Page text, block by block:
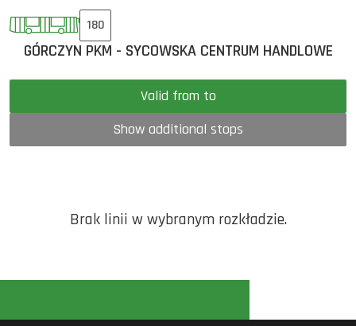
180
GÓRCZYN PKM - SYCOWSKA CENTRUM HANDLOWE
Valid from to
Show additional stops
Brak linii w wybranym rozkładzie.